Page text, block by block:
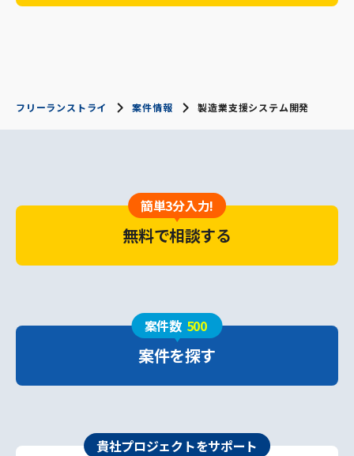
フリーランストライ 案件情報 製造業支援システム開発
簡単3分入力!
無料で相談する
案件数 500
案件を探す
貴社プロジェクトをサポート